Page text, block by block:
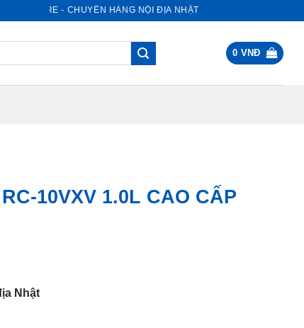
STORE - CHUYÊN HÀNG NỘI ĐỊA NHẬT
0 VNĐ
10VXV 1.0L CAO CẤP
VNĐ.
Nhật